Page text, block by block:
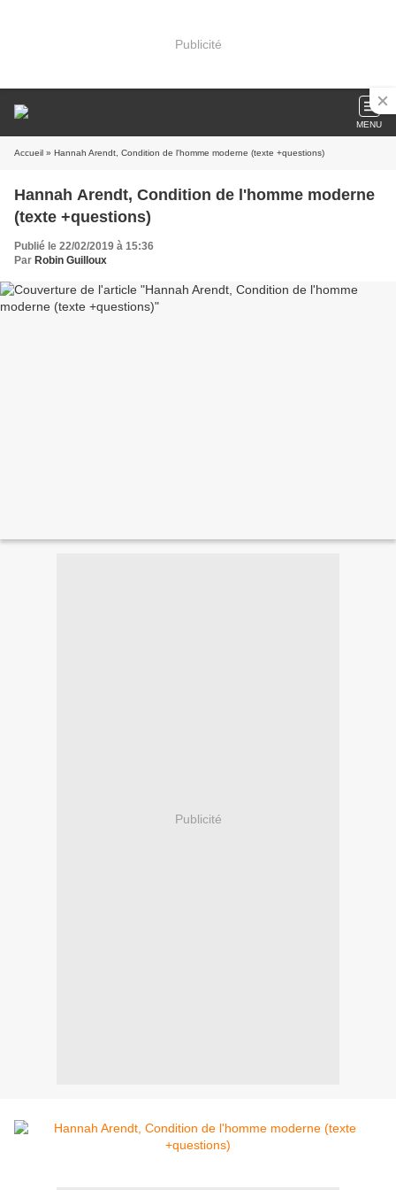
Publicité
MENU
Accueil » Hannah Arendt, Condition de l'homme moderne (texte +questions)
Hannah Arendt, Condition de l'homme moderne
(texte +questions)
Publié le 22/02/2019 à 15:36
Par Robin Guilloux
Publicité